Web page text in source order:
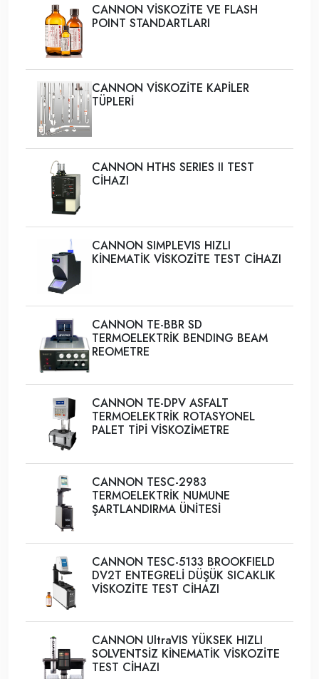
CANNON VİSKOZİTE VE FLASH
POINT STANDARTLARI
CANNON VİSKOZİTE KAPİLER
TÜPLERİ
CANNON HTHS SERIES II TEST
CİHAZI
CANNON SIMPLEVIS HIZLI
KİNEMATİK VİSKOZİTE TEST CİHAZI
CANNON TE-BBR SD
TERMOELEKTRİK BENDING BEAM
REOMETRE
CANNON TE-DPV ASFALT
TERMOELEKTRİK ROTASYONEL
PALET TİPİ VİSKOZİMETRE
CANNON TESC-2983
TERMOELEKTRİK NUMUNE
ŞARTLANDIRMA ÜNİTESİ
CANNON TESC-5133 BROOKFIELD
DV2T ENTEGRELİ DÜŞÜK SICAKLIK
VİSKOZİTE TEST CİHAZI
CANNON UltraVIS YÜKSEK HIZLI
SOLVENTSİZ KİNEMATİK VİSKOZİTE
TEST CİHAZI